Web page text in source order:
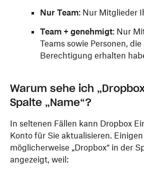
Nur Team: Nur Mitglieder
Team + genehmigt: Nur
Teams sowie Personen,
Berechtigung erhalten
Warum sehe ich
Spalte „Name“?
In seltenen Fällen kann Dropbox
Konto für Sie aktualisieren.
möglicherweise „Dropbox“ in der
angezeigt, weil: